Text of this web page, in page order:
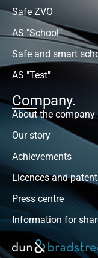
Safe ZVO
AS "School"
Safe and smart
AS "Test"
Company.
About the company
Our story
Achievements
Licences and
Press centre
Information for